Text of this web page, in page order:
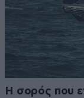
Η σορός που